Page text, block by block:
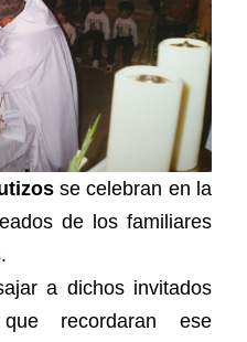
se celebran en la
de los familiares
a dichos invitados
recordaran ese